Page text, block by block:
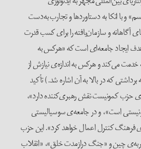
و با اتکا به دستاوردها و تجارب به‌دست
آگاهانه و سازمان‌یافته را برای کسب قدرت
ایجاد جامعه‌ای است که «هرکس به
خدمت می‌کند و هرکس به اندازه‌ی نیازش از
که در بالا به آن اشاره شد.)تأکید
حزب کمونیست نقش رهبری‌کننده دارد»،
است»، و در جامعه‌ی سوسیالیستی
فرهنگ کنترل اعمال خواهد کرد». این حزب
چین و «جنگ دراز‌مدت خلق»، «انقلاب